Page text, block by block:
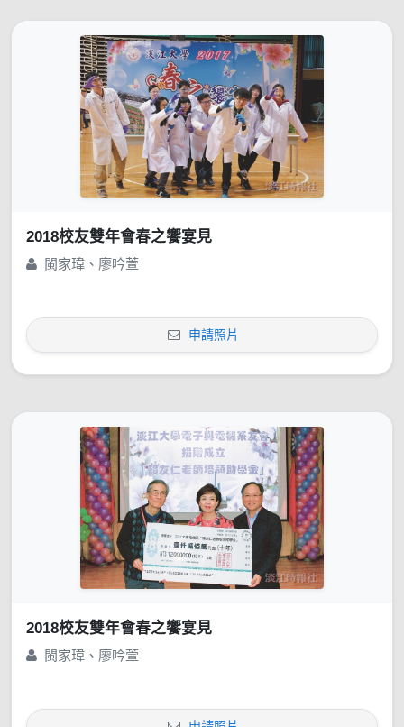
2018校友雙年會春之饗宴見
閩家瑋、廖吟萱
申請照片
2018校友雙年會春之饗宴見
閩家瑋、廖吟萱